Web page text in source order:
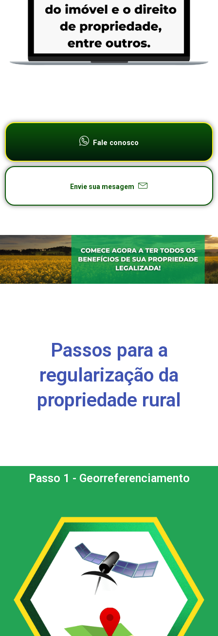
Fale conosco
Envie sua mesagem
Passos para a
regularização da
propriedade rural
Passo 1 - Georreferenciamento